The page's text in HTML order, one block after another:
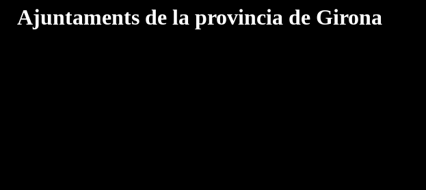
Ajuntaments de la provincia de Girona